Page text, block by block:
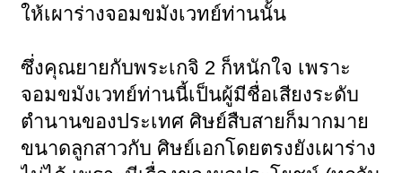
ให้เผาร่างจอมขมังเวทย์ท่านนั้น
ซึ่งคุณยายกับพระเกจิ 2 ก็หนักใจ เพราะ
จอมขมังเวทย์ท่านนี้เป็นผู้มีชื่อเสียงระดับ
ตำนานของประเทศ ศิษย์สืบสายก็มากมาย
ขนาดลูกสาวกับ ศิษย์เอกโดยตรงยังเผาร่าง